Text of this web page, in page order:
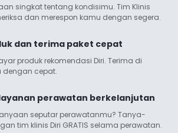
singkat tentang kondisimu. Tim Klinis
dan merespon kamu dengan segera.
dan terima paket cepat
produk rekomendasi Diri. Terima di
cepat.
perawatan berkelanjutan
seputar perawatanmu? Tanya-
tim klinis Diri GRATIS selama perawatan.